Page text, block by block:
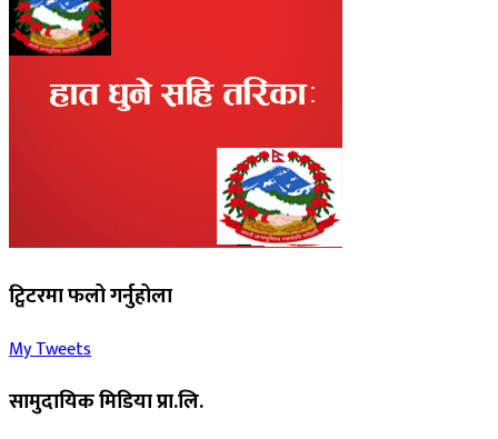
ट्विटरमा फलो गर्नुहोला
My Tweets
सामुदायिक मिडिया प्रा.लि.